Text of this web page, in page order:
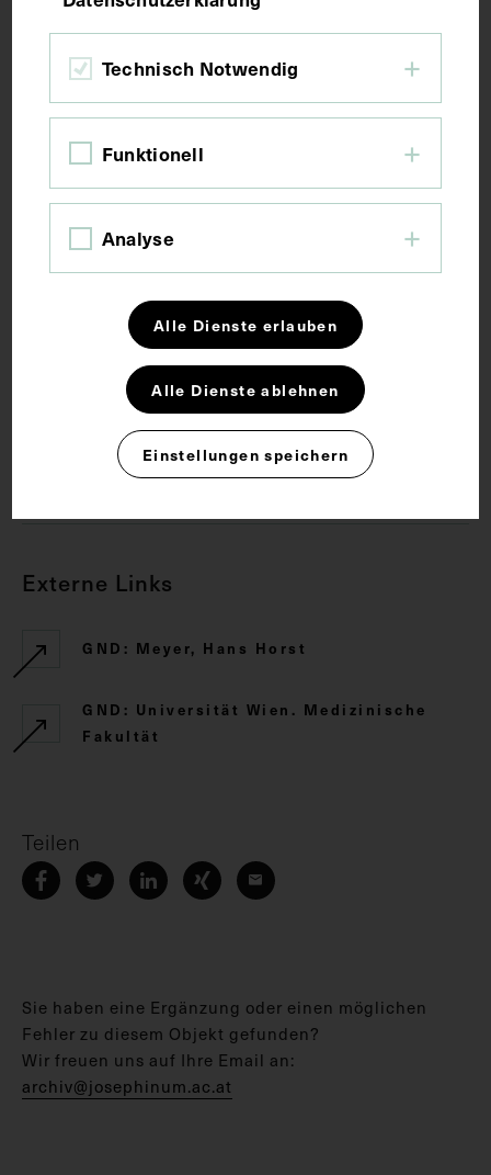
Bildmaß 27,5 x 31,6 cm
Kurzbeschreibung
Kopie einer Zeichnung. Schenkung des
Pharmakologischen Institutes im Jahr 1998.
Schlagwörter
Pharmakologie
Externe Links
GND: Meyer, Hans Horst
GND: Universität Wien. Medizinische
Fakultät
Teilen
Sie haben eine Ergänzung oder einen möglichen
Fehler zu diesem Objekt gefunden?
Wir freuen uns auf Ihre Email an:
archiv@josephinum.ac.at
Technisch Notwendig
Funktionell
Analyse
Alle Dienste erlauben
Alle Dienste ablehnen
Einstellungen speichern